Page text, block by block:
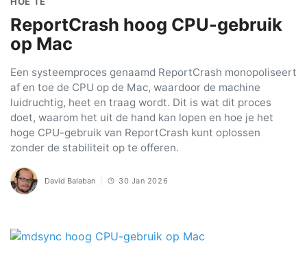
ReportCrash hoog CPU-gebruik
op Mac
Een systeemproces genaamd ReportCrash monopoliseert
af en toe de CPU op de Mac, waardoor de machine
luidruchtig, heet en traag wordt. Dit is wat dit proces
doet, waarom het uit de hand kan lopen en hoe je het
hoge CPU-gebruik van ReportCrash kunt oplossen
zonder de stabiliteit op te offeren.
David Balaban 30 Jan 2026